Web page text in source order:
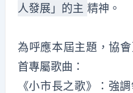
人發展」的主 精神。
為呼應本屆主題，協
首專屬歌曲：
《小市長之歌》：強